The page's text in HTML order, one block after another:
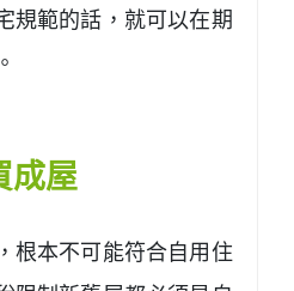
規範的話，就可以在期
成屋
根本不可能符合自用住